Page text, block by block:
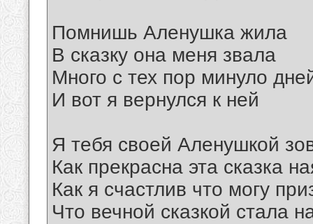
Помнишь Аленушка жила
В сказку она меня звала
Много с тех пор минуло
И вот я вернулся к ней
Я тебя своей Аленушкой
Как прекрасна эта сказка
Как я счастлив что могу
Что вечной сказкой стала